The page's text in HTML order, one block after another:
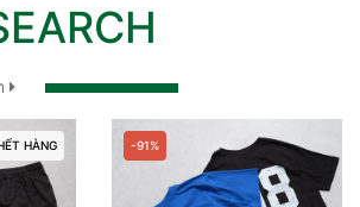
-88% HẾT HÀNG
99.000₫ 800.000₫